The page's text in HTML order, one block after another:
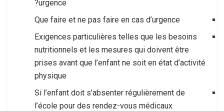
urgence?
Que faire et ne pas faire en cas d’urgence
Exigences particulières telles que les besoins
nutritionnels et les mesures qui doivent être
prises avant que l’enfant ne soit en état d’activité
physique
Si l’enfant doit s’absenter régulièrement de
l’école pour des rendez-vous médicaux